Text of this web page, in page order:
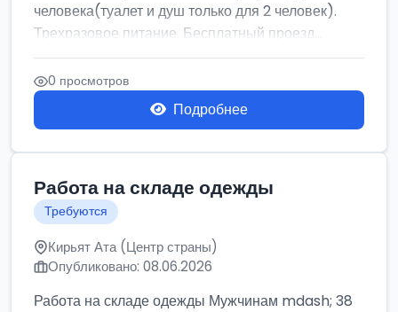
человека(туалет и душ только для 2 человек).
Трехразовое питание. Бесплатный проезд...
0 просмотров
Подробнее
Работа на складе одежды
Требуются
Кирьят Ата (Центр страны)
Опубликовано: 08.06.2026
Работа на складе одежды Мужчинам mdash; 38